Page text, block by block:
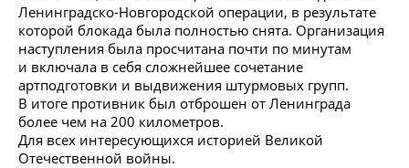
Ленинградско-Новгородской операции, в результате
которой блокада была полностью снята. Организация
наступления была просчитана почти по минутам
и включала в себя сложнейшее сочетание
артподготовки и выдвижения штурмовых групп.
В итоге противник был отброшен от Ленинграда
более чем на 200 километров.
Для всех интересующихся историей Великой
Отечественной войны.